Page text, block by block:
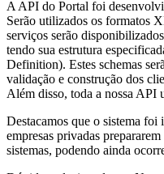
A API do Portal foi
Serão utilizados os formatos
serviços serão
tendo sua estrutura
Definition). Estes schemas
validação e construção dos
Além disso, toda a nossa API
Destacamos que o sistema foi
empresas privadas prepararem
sistemas, podendo ainda